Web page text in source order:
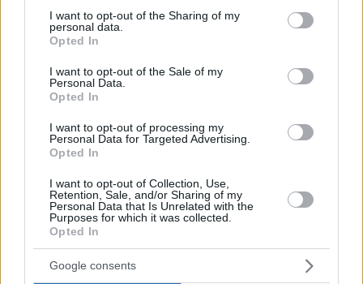
not limited to your visit or usage behaviour. You may click to
grant or deny consent to Google and its third-party tags to
use your data for below specified purposes in below Google
consent section.
I want to opt-out of the Sharing of my
personal data.
Opted In
I want to opt-out of the Sale of my
Personal Data.
Opted In
I want to opt-out of processing my
Personal Data for Targeted Advertising.
Opted In
I want to opt-out of Collection, Use,
Retention, Sale, and/or Sharing of my
Personal Data that Is Unrelated with the
Purposes for which it was collected.
Opted In
Google consents
Ο Άγιαξ ήταν εξαιρετικός, πίεσε την Ρεάλ, είχε τον
έλεγχο του αγώνα, αλλά οι «μερένγκες» είχαν την
εμπειρία και έφυγαν από το Άμστερνταμ με διπλό
πρόκρισης – Στο άλλο ζευγάρι η Ντόρτμουντ ήταν
ανώτερη στο πρώτο ημίχρονο, όμως η Τότεναμ ήταν
καταιγιστική στο δεύτερο όπου και διαμόρφωσε το